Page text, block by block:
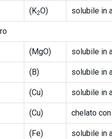
(K2O) solubile in
(MgO) solubile in
(B) solubile in
(Cu) solubile in
(Cu) chelato con
(Fe) solubile in